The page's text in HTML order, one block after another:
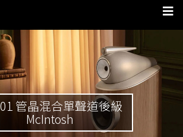
管晶混合單聲道後級
McIntosh